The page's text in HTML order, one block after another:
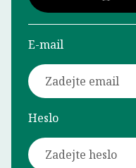
E-mail
Heslo